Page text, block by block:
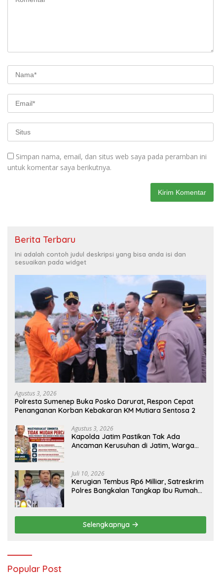
Simpan nama, email, dan situs web saya pada peramban ini
untuk komentar saya berikutnya.
Berita Terbaru
Ini adalah contoh judul deskripsi yang bisa anda isi dan
sesuaikan pada widget
Agustus 3, 2026
Polresta Sumenep Buka Posko Darurat, Respon Cepat
Penanganan Korban Kebakaran KM Mutiara Sentosa 2
Agustus 3, 2026
Kapolda Jatim Pastikan Tak Ada
Ancaman Kerusuhan di Jatim, Warga
Juli 10, 2026
Kerugian Tembus Rp6 Milliar, Satreskrim
Polres Bangkalan Tangkap Ibu Rumah
Selengkapnya
Popular Post